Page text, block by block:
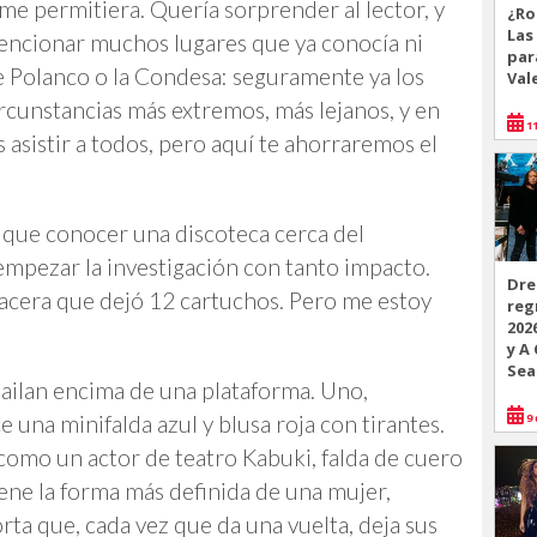
permitiera. Quería sorprender al lector, y
muchos lugares que ya conocía ni
o la Condesa: seguramente ya los
más extremos, más lejanos, y en
a todos, pero aquí te ahorraremos el
conocer una discoteca cerca del
la investigación con tanto impacto.
que dejó 12 cartuchos. Pero me estoy
encima de una plataforma. Uno,
una minifalda azul y blusa roja con tirantes.
un actor de teatro Kabuki, falda de cuero
la forma más definida de una mujer,
que, cada vez que da una vuelta, deja sus
y A
9